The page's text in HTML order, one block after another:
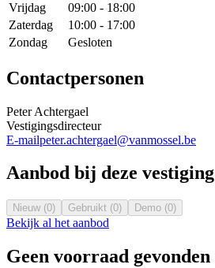
Vrijdag
09:00 - 18:00
Zaterdag
10:00 - 17:00
Zondag
Gesloten
Contactpersonen
Peter Achtergael
Vestigingsdirecteur
E-mailpeter.achtergael@vanmossel.be
Aanbod bij deze vestiging
Nieuw (0) Gebruikt (0) Demo (0)
Bekijk al het aanbod
Geen voorraad gevonden